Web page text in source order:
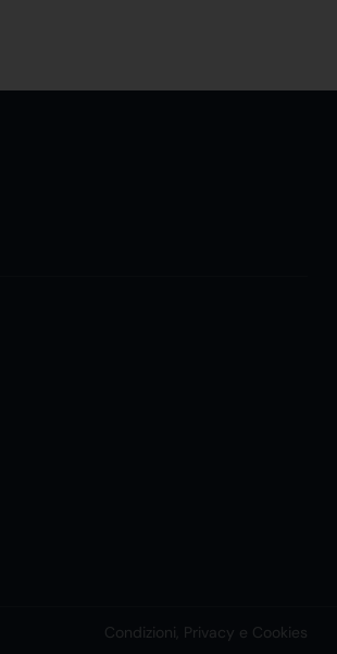
Condizioni, Privacy e Cookies